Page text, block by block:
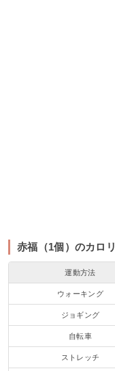
赤福（1個）のカロ
運動方法
ウォーキング
ジョギング
自転車
ストレッチ